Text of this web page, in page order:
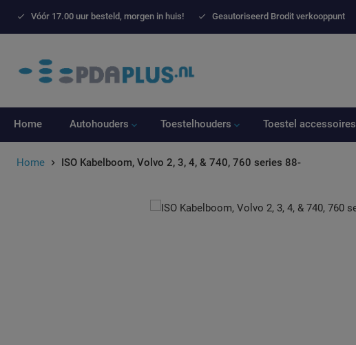
Vóór 17.00 uur besteld, morgen in huis! Geautoriseerd Brodit verkooppunt
Home Autohouders Toestelhouders Toestel accessoires
Home ISO Kabelboom, Volvo 2, 3, 4, & 740, 760 series 88-